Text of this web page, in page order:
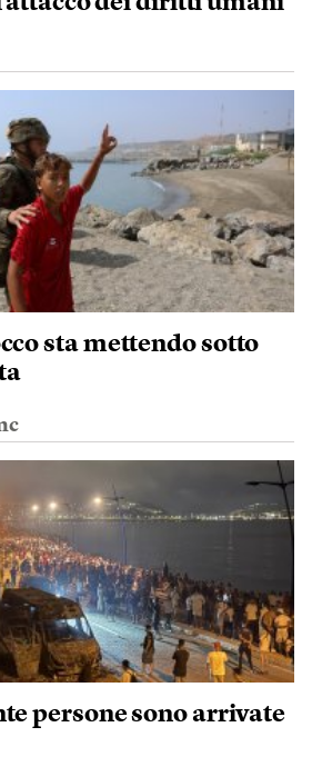
sta mettendo sotto
persone sono arrivate